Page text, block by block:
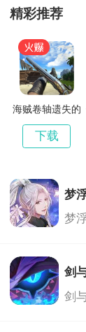
精彩推荐
海贼卷轴遗失的
下载
梦
剑